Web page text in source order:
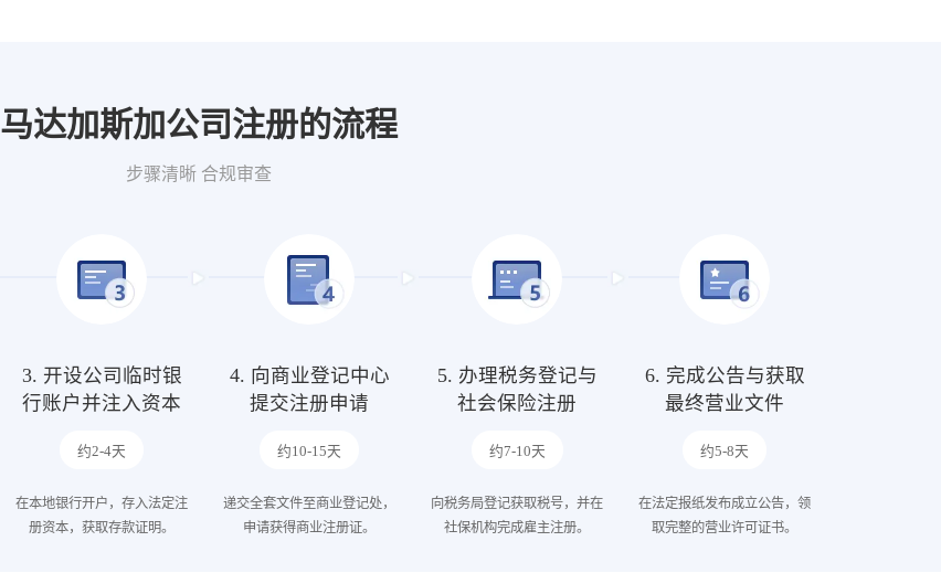
马达加斯加公司注册的流程
步骤清晰 合规审查
3. 开设公司临时银
行账户并注入资本
约2-4天
在本地银行开户，存入法定注
册资本，获取存款证明。
4. 向商业登记中心
提交注册申请
约10-15天
递交全套文件至商业登记处，
申请获得商业注册证。
5. 办理税务登记与
社会保险注册
约7-10天
向税务局登记获取税号，并在
社保机构完成雇主注册。
6. 完成公告与获取
最终营业文件
约5-8天
在法定报纸发布成立公告，领
取完整的营业许可证书。